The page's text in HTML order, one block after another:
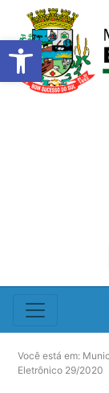
Barra
Você está em:
Eletrônico 29/2020